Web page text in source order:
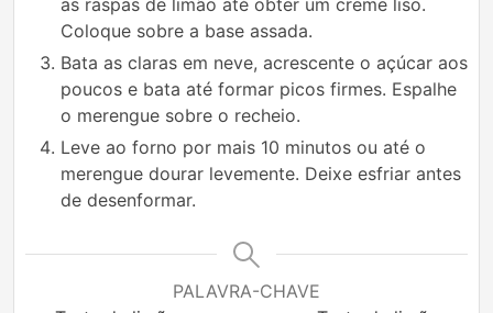
Coloque sobre a base assada.
Bata as claras em neve, acrescente o açúcar aos
poucos e bata até formar picos firmes. Espalhe
o merengue sobre o recheio.
Leve ao forno por mais 10 minutos ou até o
merengue dourar levemente. Deixe esfriar antes
de desenformar.
PALAVRA-CHAVE